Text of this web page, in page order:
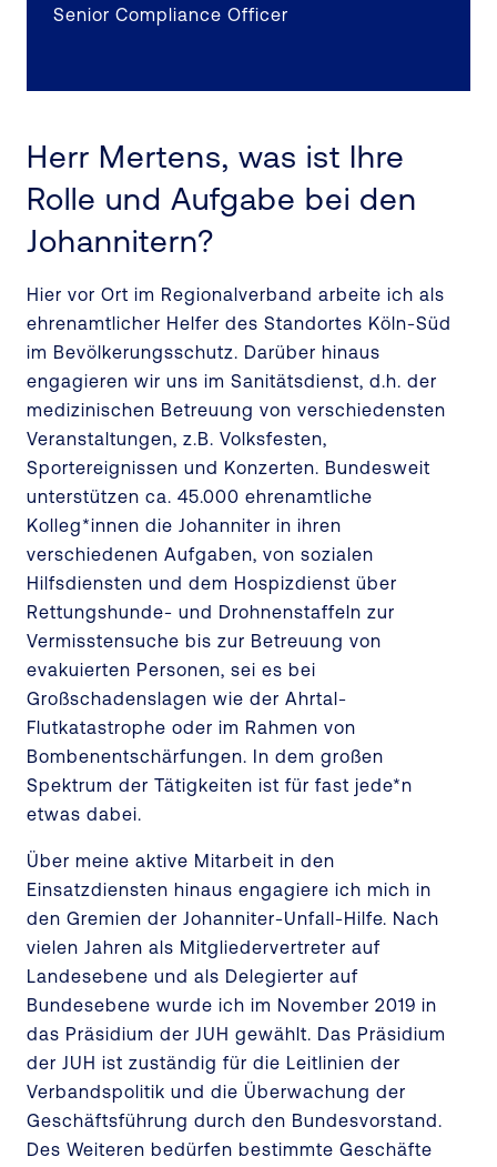
Senior Compliance Officer
Herr Mertens, was ist Ihre
Rolle und Aufgabe bei den
Johannitern?
Hier vor Ort im Regionalverband arbeite ich als
ehrenamtlicher Helfer des Standortes Köln-Süd
im Bevölkerungsschutz. Darüber hinaus
engagieren wir uns im Sanitätsdienst, d.h. der
medizinischen Betreuung von verschiedensten
Veranstaltungen, z.B. Volksfesten,
Sportereignissen und Konzerten. Bundesweit
unterstützen ca. 45.000 ehrenamtliche
Kolleg*innen die Johanniter in ihren
verschiedenen Aufgaben, von sozialen
Hilfsdiensten und dem Hospizdienst über
Rettungshunde- und Drohnenstaffeln zur
Vermisstensuche bis zur Betreuung von
evakuierten Personen, sei es bei
Großschadenslagen wie der Ahrtal-
Flutkatastrophe oder im Rahmen von
Bombenentschärfungen. In dem großen
Spektrum der Tätigkeiten ist für fast jede*n
etwas dabei.
Über meine aktive Mitarbeit in den
Einsatzdiensten hinaus engagiere ich mich in
den Gremien der Johanniter-Unfall-Hilfe. Nach
vielen Jahren als Mitgliedervertreter auf
Landesebene und als Delegierter auf
Bundesebene wurde ich im November 2019 in
das Präsidium der JUH gewählt. Das Präsidium
der JUH ist zuständig für die Leitlinien der
Verbandspolitik und die Überwachung der
Geschäftsführung durch den Bundesvorstand.
Des Weiteren bedürfen bestimmte Geschäfte